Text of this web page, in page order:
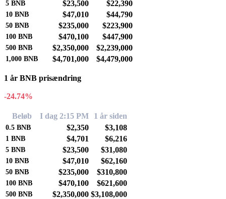
5 BNB $23,500 $22,390
10 BNB $47,010 $44,790
50 BNB $235,000 $223,900
100 BNB $470,100 $447,900
500 BNB $2,350,000 $2,239,000
1,000 BNB $4,701,000 $4,479,000
1 år BNB prisændring
-24.74%
Beløb I dag 2:15 PM 1 år siden
0.5 BNB $2,350 $3,108
1 BNB $4,701 $6,216
5 BNB $23,500 $31,080
10 BNB $47,010 $62,160
50 BNB $235,000 $310,800
100 BNB $470,100 $621,600
500 BNB $2,350,000 $3,108,000